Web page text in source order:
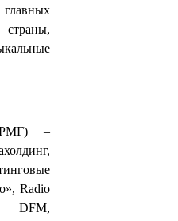
(РМГ) –
Radio
DFM,